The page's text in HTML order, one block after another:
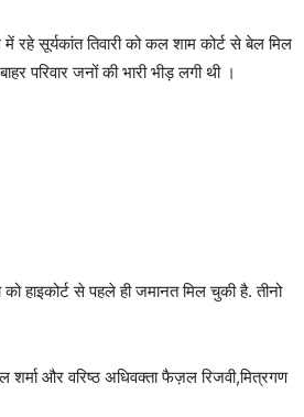
सूर्यकांत तिवारी को कल शाम कोर्ट से बेल मिल
जनों की भारी भीड़ लगी थी ।
हाइकोर्ट से पहले ही जमानत मिल चुकी है. तीनो
शर्मा और वरिष्ठ अधिवक्ता फैज़ल रिजवी,मित्रगण